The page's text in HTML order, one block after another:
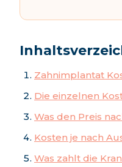
Zahnimplantat
Die einzelnen
Was den Preis
Kosten je nach
Was zahlt die